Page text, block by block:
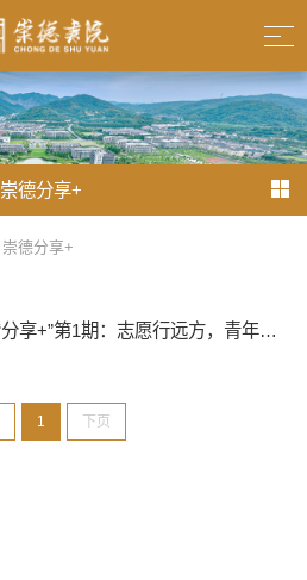
崇德分享+
崇德分享+
崇德十二时辰 | 青春对话“分享+”第1期：志愿行远方，青年有担当
1 下页